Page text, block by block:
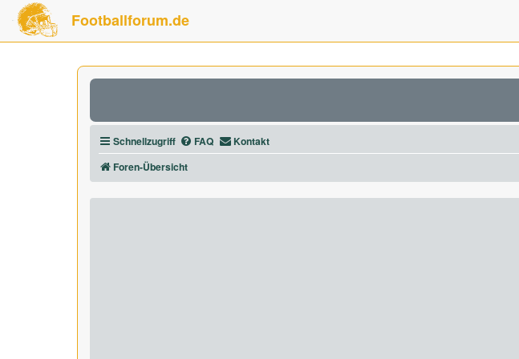
Footballforum.de
Schnellzugriff FAQ Kontakt
Foren-Übersicht